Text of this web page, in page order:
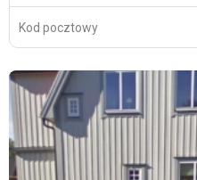
Kod pocztowy